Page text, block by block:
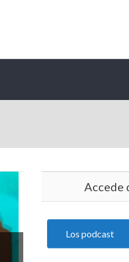
Accede
Los podcast